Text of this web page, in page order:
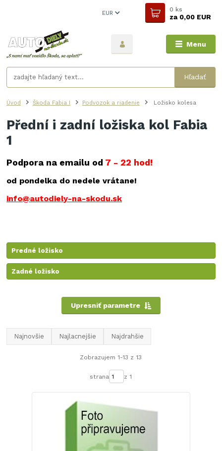
Menu
EUR
Hľadať
0 ks
za0,00 EUR
Úvod Škoda Fabia I Podvozok a riadenie Ložisko kolesa
Přední i zadní ložiska kol Fabia
1
Podpora na emailu od 7 - 22 hod!
od pondelka do nedele vrátane!
info@autodiely-na-skodu.sk
Predné ložisko
Zadné ložisko
Upresniť parametre
Najnovšie Najlacnejšie Najdrahšie
Zobrazujem 1-13 z 13
strana z 1